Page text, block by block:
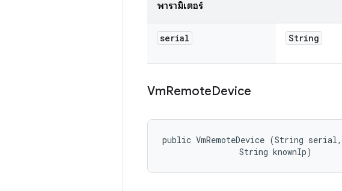
พารามิเตอร์
serial String
VmRemoteDevice
public VmRemoteDevice (String serial,
                String knownIp)